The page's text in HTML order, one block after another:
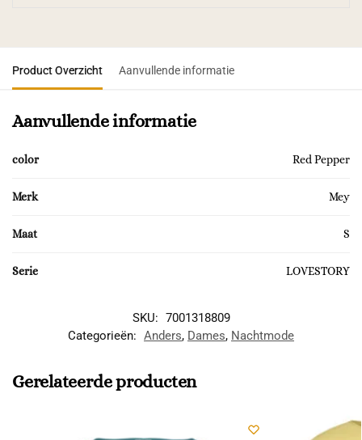
Product Overzicht Aanvullende informatie
Aanvullende informatie
color Red Pepper
Merk Mey
Maat S
Serie LOVESTORY
SKU: 7001318809
Categorieën: Anders, Dames, Nachtmode
Gerelateerde producten